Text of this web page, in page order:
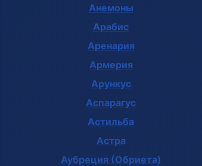
Анемоны
Арабис
Аренария
Армерия
Арункус
Аспарагус
Астильба
Астра
Аубреция (Обриета)